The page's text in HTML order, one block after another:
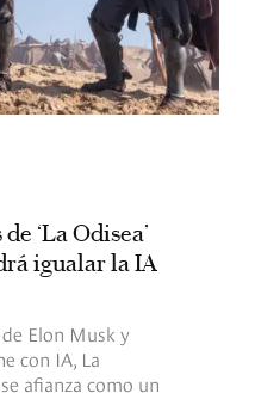
‘La Odisea’
igualar la IA
Elon Musk y
con IA, La
afianza como un